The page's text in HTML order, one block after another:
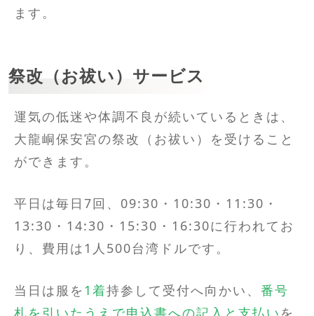
ます。
祭改（お祓い）サービス
運気の低迷や体調不良が続いているときは、
大龍峒保安宮の祭改（お祓い）を受けること
ができます。
平日は毎日7回、09:30・10:30・11:30・
13:30・14:30・15:30・16:30に行われてお
り、費用は1人500台湾ドルです。
当日は服を 1着持参して受付へ向かい、 番号